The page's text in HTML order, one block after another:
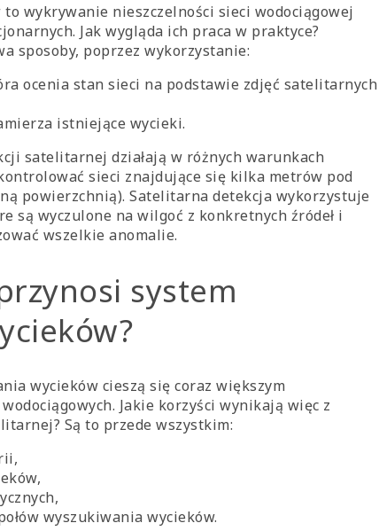
wykrywanie nieszczelności sieci wodociągowej
Jak wygląda ich praca w praktyce?
sposoby, poprzez wykorzystanie:
ocenia stan sieci na podstawie zdjęć satelitarnych
istniejące wycieki.
satelitarnej działają w różnych warunkach
sieci znajdujące się kilka metrów pod
powierzchnią). Satelitarna detekcja wykorzystuje
są wyczulone na wilgoć z konkretnych źródeł i
wszelkie anomalie.
system
wycieków cieszą się coraz większym
Jakie korzyści wynikają więc z
Są to przede wszystkim:
wyszukiwania wycieków.